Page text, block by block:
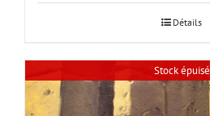
Détails
Stock épuisé